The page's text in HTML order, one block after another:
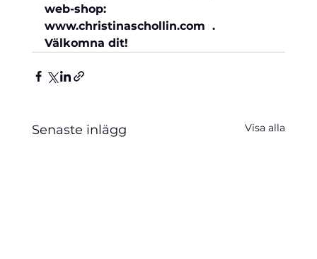
web-shop:
www.christinaschollin.com  .
Välkomna dit!
Senaste inlägg Visa alla